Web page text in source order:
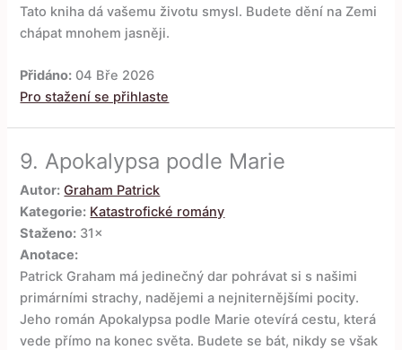
Tato kniha dá vašemu životu smysl. Budete dění na Zemi
chápat mnohem jasněji.
Přidáno: 04 Bře 2026
Pro stažení se přihlaste
9.Apokalypsa podle Marie
Autor: Graham Patrick
Kategorie: Katastrofické romány
Staženo: 31×
Anotace:
Patrick Graham má jedinečný dar pohrávat si s našimi
primárními strachy, nadějemi a nejniternějšími pocity.
Jeho román Apokalypsa podle Marie otevírá cestu, která
vede přímo na konec světa. Budete se bát, nikdy se však